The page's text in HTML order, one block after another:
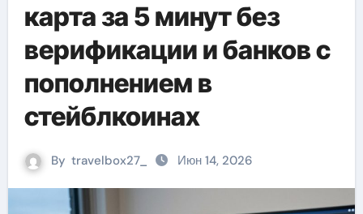
карта за 5 минут без
верификации и банков с
пополнением в
стейблкоинах
By travelbox27_ Июн 14, 2026